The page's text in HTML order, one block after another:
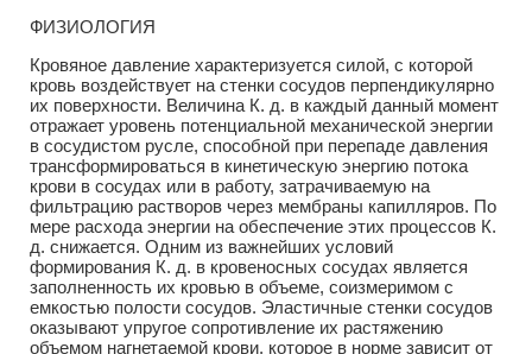
ФИЗИОЛОГИЯ
Кровяное давление характеризуется силой, с которой
кровь воздействует на стенки сосудов перпендикулярно
их поверхности. Величина К. д. в каждый данный момент
отражает уровень потенциальной механической энергии
в сосудистом русле, способной при перепаде давления
трансформироваться в кинетическую энергию потока
крови в сосудах или в работу, затрачиваемую на
фильтрацию растворов через мембраны капилляров. По
мере расхода энергии на обеспечение этих процессов К.
д. снижается. Одним из важнейших условий
формирования К. д. в кровеносных сосудах является
заполненность их кровью в объеме, соизмеримом с
емкостью полости сосудов. Эластичные стенки сосудов
оказывают упругое сопротивление их растяжению
объемом нагнетаемой крови, которое в норме зависит от